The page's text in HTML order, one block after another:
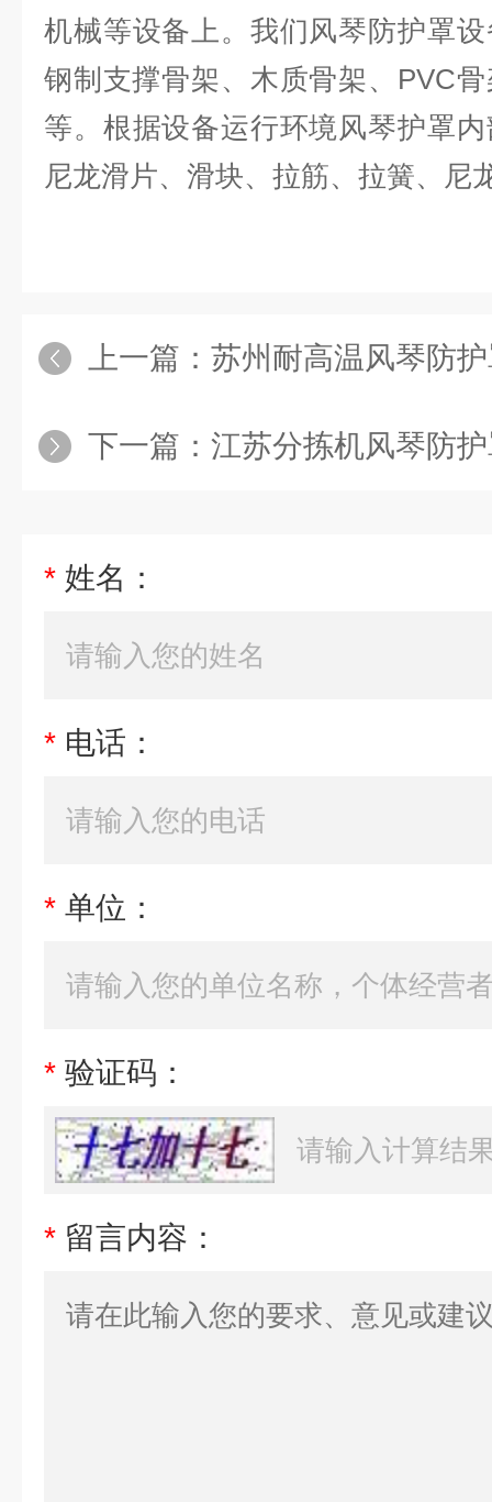
机械等设备上。我们风琴防护罩
钢制支撑骨架、木质骨架、PVC
等。根据设备运行环境风琴护罩
尼龙滑片、滑块、拉筋、拉簧、尼
上一篇： 苏州耐高温风琴防
下一篇： 江苏分拣机风琴防
* 姓名：
* 电话：
* 单位：
* 验证码：
* 留言内容：